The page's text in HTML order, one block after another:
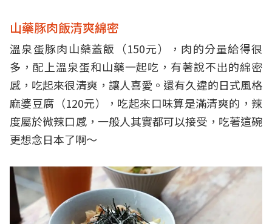
山藥豚肉飯清爽綿密
溫泉蛋豚肉山藥蓋飯（150元），肉的分量給得很
多，配上溫泉蛋和山藥一起吃，有著說不出的綿密
感，吃起來很清爽，讓人喜愛。還有久違的日式風格
麻婆豆腐（120元），吃起來口味算是滿清爽的，辣
度屬於微辣口感，一般人其實都可以接受，吃著這碗
更想念日本了啊～